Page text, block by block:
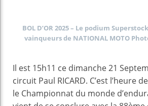
BOL D’OR 2025 – Le podium
vainqueurs de NATIONAL MOTO
Il est 15h11 ce dimanche 21
circuit Paul RICARD. C’est l’heure
le Championnat du monde